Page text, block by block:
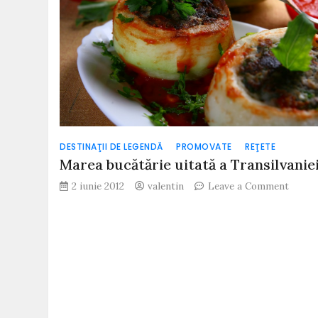
DESTINAŢII DE LEGENDĂ PROMOVATE REŢETE
Marea bucătărie uitată a Transilvaniei
2 iunie 2012 valentin Leave a Commenton